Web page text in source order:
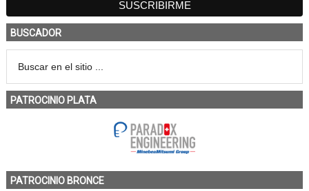
BUSCADOR
PATROCINIO PLATA
PATROCINIO BRONCE